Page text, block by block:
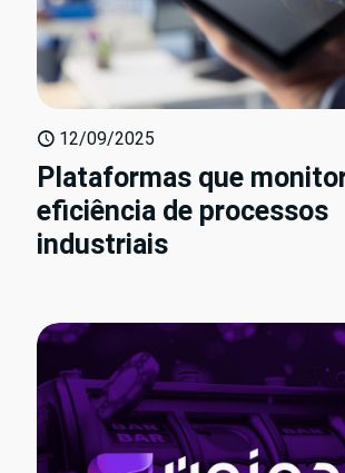
12/09/2025
Plataformas que
eficiência de processos
industriais